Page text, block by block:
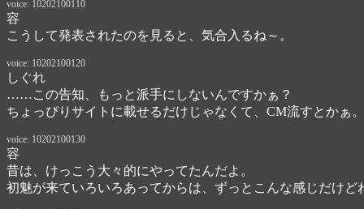
voice: 10202100110
容
こうして発表されたのを見ると、気合入るね～。
voice: 10202100120
しぐれ
……この告知、もっと派手にしないんですかぁ？
ちょっぴりサイトに載せるだけじゃなくて、CM流すとかぁ。
voice: 10202100130
容
昔は、けっこう大々的にやってたんだよ。
初魅が来ていろいろあってからは、ずっとこんな感じだけど